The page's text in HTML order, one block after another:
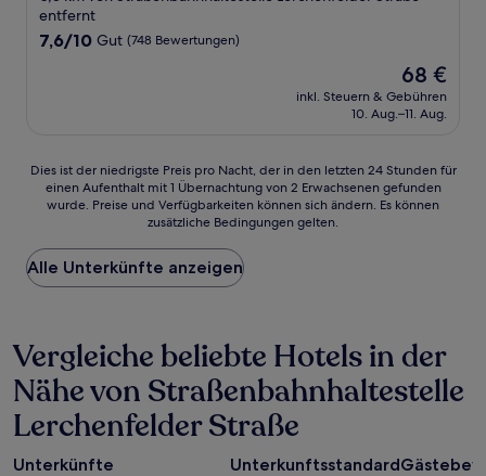
Unterkunft
entfernt
7.6
7,6/10 Gut (748 Bewertungen)
Der
Preis
beträgt
68 €
inkl. Steuern & Gebühren
10. Aug.–11. Aug.
Dies
der
Preis
pro
Nacht,
den
letzten
24 Stunden
für
einen
mit
Dies ist der niedrigste Preis pro Nacht, der in den letzten 24 Stunden für
einen Aufenthalt mit 1 Übernachtung von 2 Erwachsenen gefunden
wurde. Preise und Verfügbarkeiten können sich ändern. Es können
zusätzliche Bedingungen gelten.
Alle Unterkünfte anzeigen
Vergleiche beliebte Hotels in der
Nähe von Straßenbahnhaltestelle
Lerchenfelder Straße
Unterkünfte Unterkunftsstandard